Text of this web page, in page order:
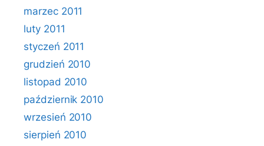
marzec 2011
luty 2011
styczeń 2011
grudzień 2010
listopad 2010
październik 2010
wrzesień 2010
sierpień 2010